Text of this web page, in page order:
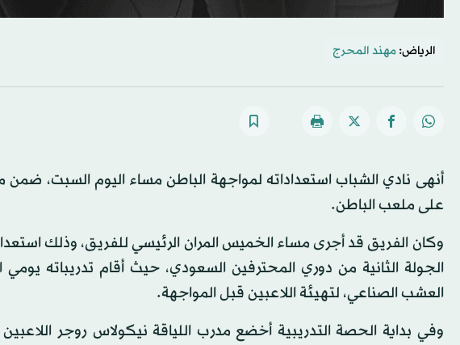
الرياض: مهند المحرج
أنهى نادي الشباب استعداداته لمواجهة الباطن مساء اليوم السبت، ضمن
على ملعب الباطن.
وكان الفريق قد أجرى مساء الخميس المران الرئيسي للفريق، وذلك
الجولة الثانية من دوري المحترفين السعودي، حيث أقام تدريباته
العشب الصناعي، لتهيئة اللاعبين قبل المواجهة.
وفي بداية الحصة التدريبية أخضع مدرب اللياقة نيكولاس روجر